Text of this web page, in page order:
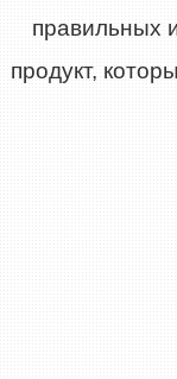
правильных
продукт,